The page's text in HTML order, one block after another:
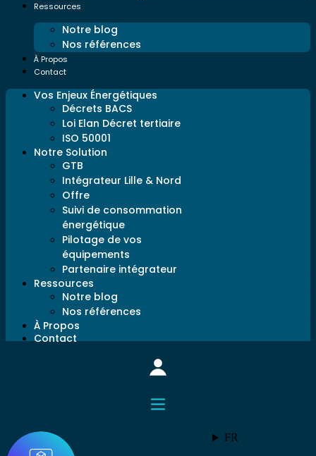
Ressources
Notre blog
Nos références
À Propos
Contact
Vos Enjeux Énergétiques
Décrets BACS
Loi Elan Décret tertiaire
ISO 50001
Notre Solution
GTB
Intégrateur Lille & Nord
Offre
Suivi de consommation
énergétique
Pilotage de vos
équipements
Partenaire intégrateur
Ressources
Notre blog
Nos références
À Propos
Contact
FR